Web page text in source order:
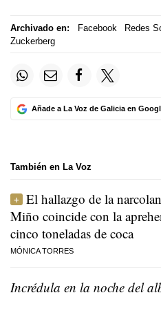
Archivado en: Facebook Redes
Zuckerberg
Añade a La Voz de Galicia en
También en La Voz
El hallazgo de la
Miño coincide con la
cinco toneladas de coca
MÓNICA TORRES
Incrédula en la noche del